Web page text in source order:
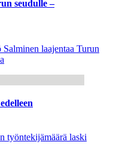
seudulle –
laajentaa Turun
työntekijämäärä laski